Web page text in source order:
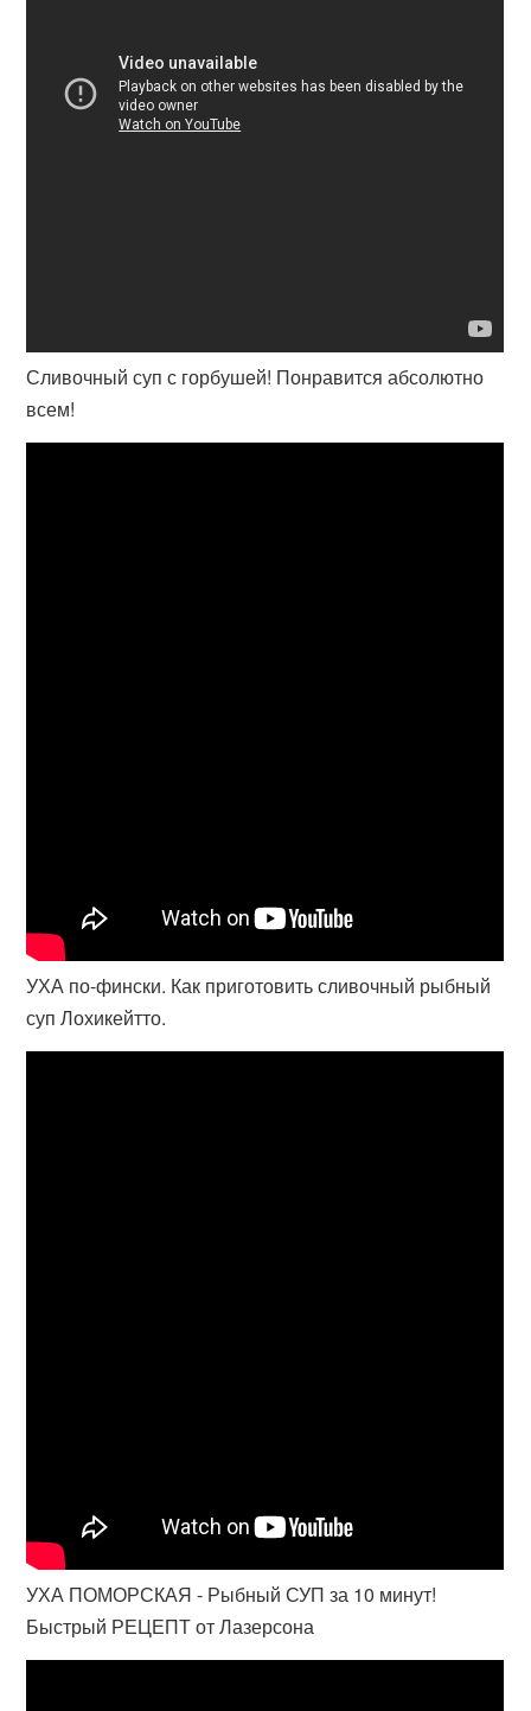
Сливочный суп с горбушей! Понравится абсолютно
всем!
УХА по-фински. Как приготовить сливочный рыбный
суп Лохикейтто.
УХА ПОМОРСКАЯ - Рыбный СУП за 10 минут!
Быстрый РЕЦЕПТ от Лазерсона